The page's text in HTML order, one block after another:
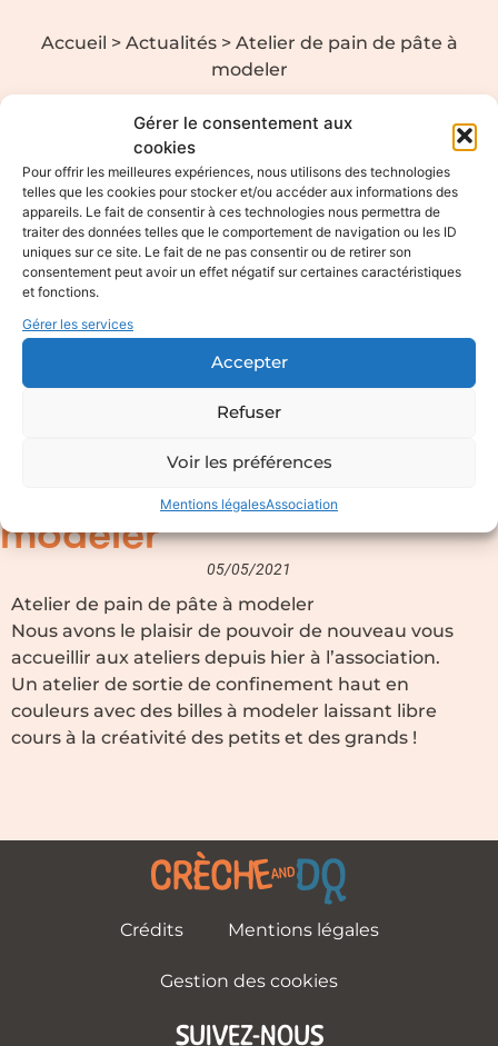
Gérer le consentement aux
cookies
Pour offrir les meilleures expériences, nous utilisons des technologies
telles que les cookies pour stocker et/ou accéder aux informations des
appareils. Le fait de consentir à ces technologies nous permettra de
traiter des données telles que le comportement de navigation ou les ID
uniques sur ce site. Le fait de ne pas consentir ou de retirer son
consentement peut avoir un effet négatif sur certaines caractéristiques
et fonctions.
Gérer les services
Accepter
Refuser
Voir les préférences
Mentions légalesAssociation
Accueil > Actualités> Atelier de pain de pâte à
modeler
Atelier de pain de pâte à
modeler
05/05/2021
Atelier de pain de pâte à modeler
Nous avons le plaisir de pouvoir de nouveau vous
accueillir aux ateliers depuis hier à l’association.
Un atelier de sortie de confinement haut en
couleurs avec des billes à modeler laissant libre
cours à la créativité des petits et des grands !
Crédits Mentions légales
Gestion des cookies
SUIVEZ-NOUS